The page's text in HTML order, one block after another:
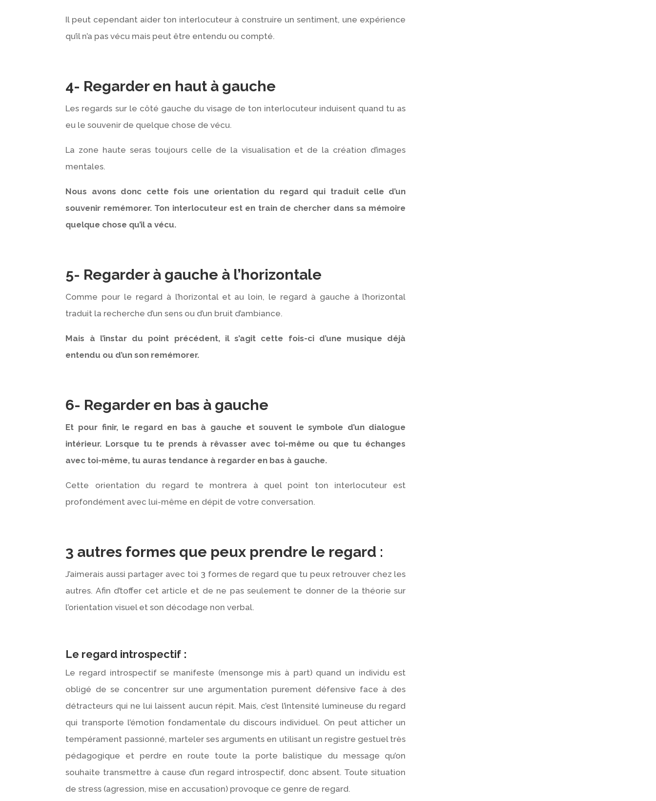
Il peut cependant aider ton interlocuteur à construire un sentiment, une expérience
qu’il n’a pas vécu mais peut être entendu ou compté.
4- Regarder en haut à gauche
Les regards sur le côté gauche du visage de ton interlocuteur induisent quand tu as
eu le souvenir de quelque chose de vécu.
La zone haute seras toujours celle de la visualisation et de la création d’images
mentales.
Nous avons donc cette fois une orientation du regard qui traduit celle d’un
souvenir remémorer. Ton interlocuteur est en train de chercher dans sa mémoire
quelque chose qu’il a vécu.
5- Regarder à gauche à l’horizontale
Comme pour le regard à l’horizontal et au loin, le regard à gauche à l’horizontal
traduit la recherche d’un sens ou d’un bruit d’ambiance.
Mais à l’instar du point précédent, il s’agit cette fois-ci d’une musique déjà
entendu ou d’un son remémorer.
6- Regarder en bas à gauche
Et pour finir, le regard en bas à gauche et souvent le symbole d’un dialogue
intérieur. Lorsque tu te prends à rêvasser avec toi-même ou que tu échanges
avec toi-même, tu auras tendance à regarder en bas à gauche.
Cette orientation du regard te montrera à quel point ton interlocuteur est
profondément avec lui-même en dépit de votre conversation.
3 autres formes que peux prendre le regard :
J’aimerais aussi partager avec toi 3 formes de regard que tu peux retrouver chez les
autres. Afin d’toffer cet article et de ne pas seulement te donner de la théorie sur
l’orientation visuel et son décodage non verbal.
Le regard introspectif :
Le regard introspectif se manifeste (mensonge mis à part) quand un individu est
obligé de se concentrer sur une argumentation purement défensive face à des
détracteurs qui ne lui laissent aucun répit. Mais, c’est l’intensité lumineuse du regard
qui transporte l’émotion fondamentale du discours individuel. On peut atticher un
tempérament passionné, marteler ses arguments en utilisant un registre gestuel très
pédagogique et perdre en route toute la porte balistique du message qu’on
souhaite transmettre à cause d’un regard introspectif, donc absent. Toute situation
de stress (agression, mise en accusation) provoque ce genre de regard.